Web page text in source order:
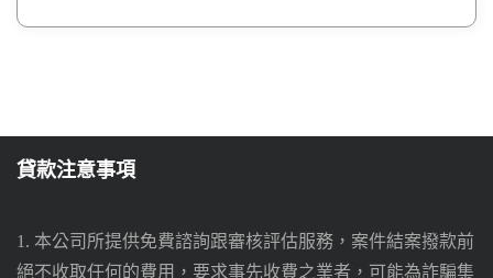
貸款注意事項
1. 本公司所提供免費諮詢跟審核評估服務，案件結案撥款前
絕不收取任何的費用，要求事先收費之業者，可能為詐騙集